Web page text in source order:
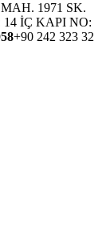
1971 SK.
İÇ KAPI NO:
+90 242 323 32